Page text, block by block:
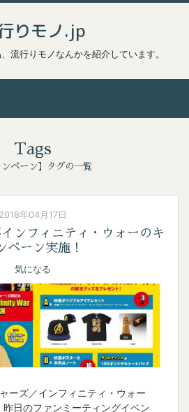
りモノ.jp
流行りモノなんかを紹介しています。
Tags
ンペーン】タグの一覧
2018年04月17日
ンフィニティ・ウォーのキ
ペーン実施！
気になる
ーズ／インフィニティ・ウォー
日のファンミーティングイベン